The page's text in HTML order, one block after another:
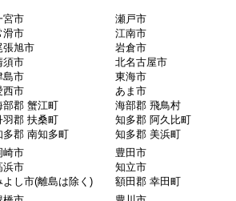
宮市 瀬戸市
滑市 江南市
張旭市 岩倉市
須市 北名古屋市
島市 東海市
西市 あま市
部郡 蟹江町 海部郡 飛鳥村
羽郡 扶桑町 知多郡 阿久比町
多郡 南知多町
知多郡 美浜町
崎市 豊田市
浜市 知立市
よし市(離島は除く)
額田郡 幸田町